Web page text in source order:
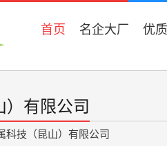
首页 名企大厂 优
）有限公司
科技（昆山）有限公司